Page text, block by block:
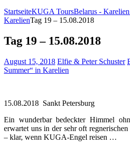
StartseiteKUGA ToursBelarus -
KarelienTag 19 – 15.08.2018
Tag 19 – 15.08.2018
August 15, 2018 Elfie & Peter Schuster
Summer“ in Karelien
15.08.2018 Sankt Petersburg
Ein wunderbar bedeckter Himmel
erwartet uns in der sehr oft
– klar, wenn KUGA-Engel reisen …